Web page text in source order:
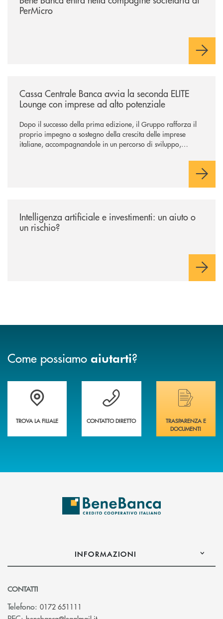
PerMicro
Cassa Centrale Banca avvia la seconda ELITE
Lounge con imprese ad alto potenziale
Dopo il successo della prima edizione, il Gruppo rafforza il
proprio impegno a sostegno della crescita delle imprese
italiane, accompagnandole in un percorso di sviluppo,
Intelligenza artificiale e investimenti: un aiuto o
un rischio?
Come possiamo aiutarti?
Trova la filiale più vicina a te&nbsp;
TROVA LA FILIALE
Hai bisogno di assistenza immediata?
CONTATTO DIRETTO
Hai bisogno di
TRASPARENZA E
DOCUMENTI
INFORMAZIONI
CONTATTI
Telefono: 0172 651111